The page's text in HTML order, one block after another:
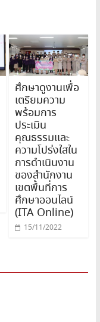
ศึกษาดูงานเพื่อ
เตรียมความ
พร้อมการ
ประเมิน
คุณธรรมและ
ความโปร่งใสใน
การดำเนินงาน
ของสำนักงาน
เขตพื้นที่การ
ศึกษาออนไลน์
(ITA Online)
15/11/2022